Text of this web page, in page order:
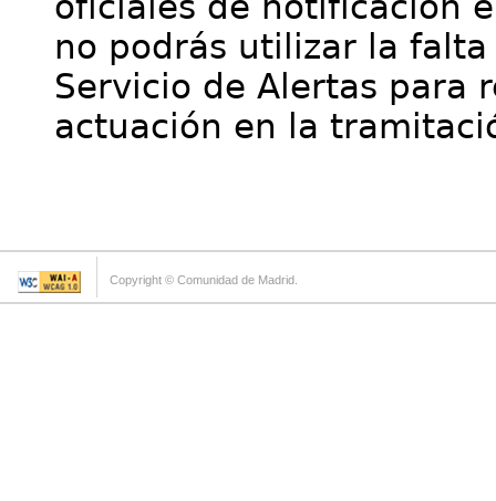
no podrás utilizar la
Servicio de Alertas para
actuación en la
Copyright © Comunidad de Madrid.